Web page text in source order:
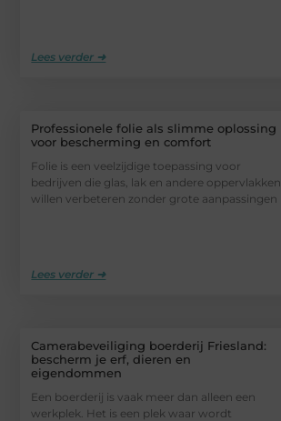
Lees verder ➜
Professionele folie als slimme oplossing
voor bescherming en comfort
Folie is een veelzijdige toepassing voor
bedrijven die glas, lak en andere oppervlakken
willen verbeteren zonder grote aanpassingen
Lees verder ➜
Camerabeveiliging boerderij Friesland:
bescherm je erf, dieren en
eigendommen
Een boerderij is vaak meer dan alleen een
werkplek. Het is een plek waar wordt